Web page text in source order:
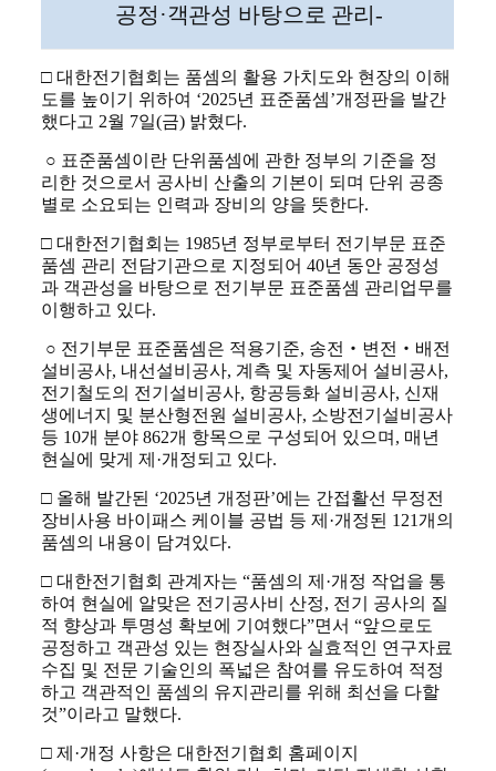
공정 ·객관성 바탕으로 관리-
□ 대한전기협회는 품셈의 활용 가치도와 현장의 이해
도를 높이기 위하여 ‘2025년 표준품셈’개정판을 발간
했다고 2월 7일(금) 밝혔다.
○ 표준품셈이란 단위품셈에 관한 정부의 기준을 정
리한 것으로서 공사비 산출의 기본이 되며 단위 공종
별로 소요되는 인력과 장비의 양을 뜻한다.
□ 대한전기협회는 1985년 정부로부터 전기부문 표준
품셈 관리 전담기관으로 지정되어 40년 동안 공정성
과 객관성을 바탕으로 전기부문 표준품셈 관리업무를
이행하고 있다.
○ 전기부문 표준품셈은 적용기준, 송전‧변전‧배전
설비공사, 내선설비공사, 계측 및 자동제어 설비공사,
전기철도의 전기설비공사, 항공등화 설비공사, 신재
생에너지 및 분산형전원 설비공사, 소방전기설비공사
등 10개 분야 862개 항목으로 구성되어 있으며, 매년
현실에 맞게 제·개정되고 있다.
□ 올해 발간된 ‘2025년 개정판’에는 간접활선 무정전
장비사용 바이패스 케이블 공법 등 제·개정된 121개의
품셈의 내용이 담겨있다.
□ 대한전기협회 관계자는 “품셈의 제·개정 작업을 통
하여 현실에 알맞은 전기공사비 산정, 전기 공사의 질
적 향상과 투명성 확보에 기여했다”면서 “앞으로도
공정하고 객관성 있는 현장실사와 실효적인 연구자료
수집 및 전문 기술인의 폭넓은 참여를 유도하여 적정
하고 객관적인 품셈의 유지관리를 위해 최선을 다할
것”이라고 말했다.
□ 제·개정 사항은 대한전기협회 홈페이지